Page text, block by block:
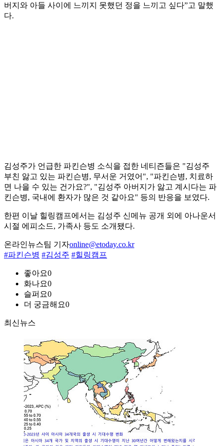
버지와 아들 사이에 느끼지 못했던 정을 느끼고 싶다”고 말했
다.
김성주가 언급한 파킨슨병 소식을 접한 네티즌들은 "김성주
부친 앓고 있는 파킨슨병, 무서운 거였어", "파킨슨병, 치료하
면 나을 수 있는 건가요?", "김성주 아버지가 앓고 계시다는 파
킨슨병, 국내에 환자가 많은 것 같아요" 등의 반응을 보였다.
한편 이날 힐링캠프에서는 김성주 신메뉴 공개 외에 아나운서
시절 에피소드, 가족사 등도 소개됐다.
온라인뉴스팀 기자online@etoday.co.kr
#파킨슨병 #김성주 #힐링캠프
좋아요0
화나요0
슬퍼요0
더 궁금해요0
최신뉴스